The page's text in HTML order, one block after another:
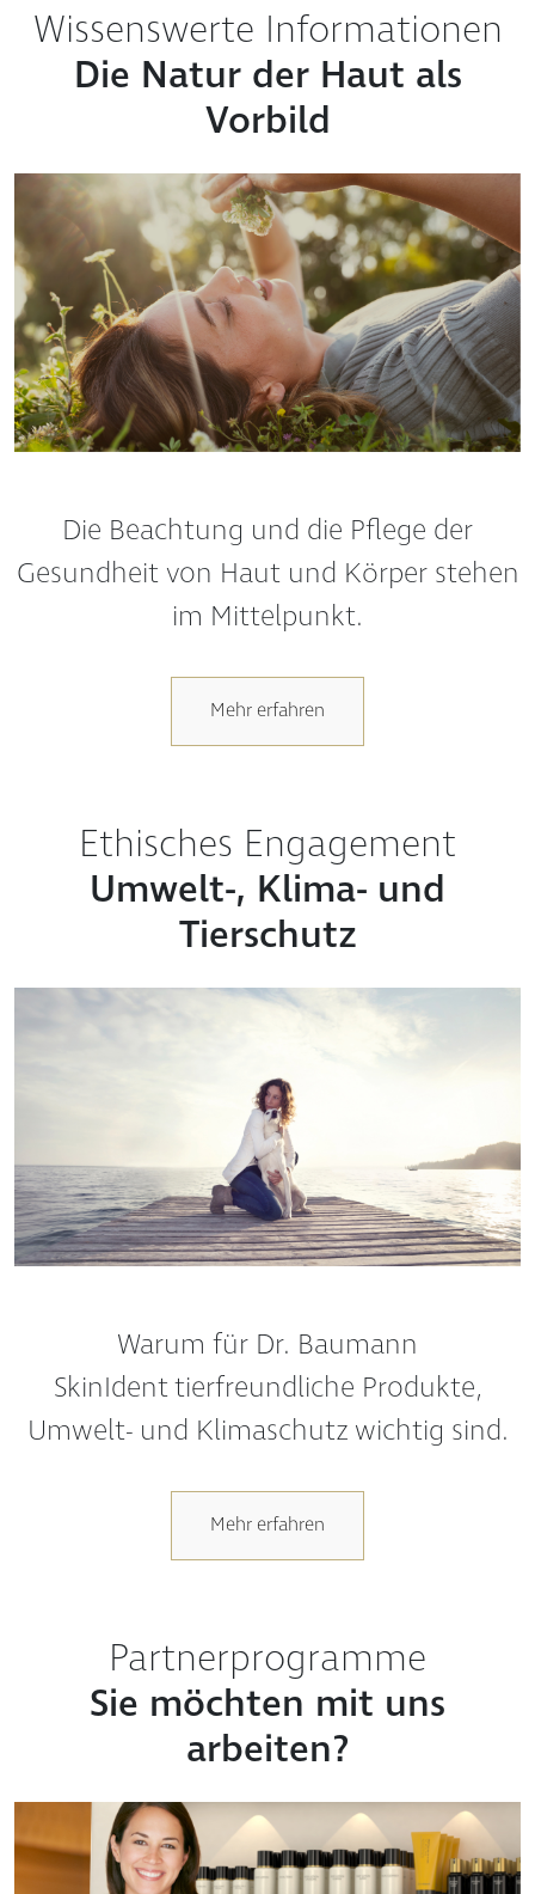
Wissenswerte Informationen
Die Natur der Haut als
Vorbild
Die Beachtung und die Pflege der
Gesundheit von Haut und Körper stehen
im Mittelpunkt.
Mehr erfahren
Ethisches Engagement
Umwelt-, Klima- und
Tierschutz
Warum für Dr. Baumann
SkinIdent tierfreundliche Produkte,
Umwelt- und Klimaschutz wichtig sind.
Mehr erfahren
Partnerprogramme
Sie möchten mit uns
arbeiten?